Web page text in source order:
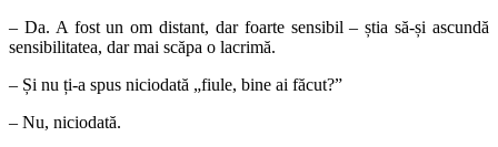
– Da. A fost un om distant, dar foarte sensibil – știa să-și ascundă
sensibilitatea, dar mai scăpa o lacrimă.
– Și nu ți-a spus niciodată „fiule, bine ai făcut?”
– Nu, niciodată.